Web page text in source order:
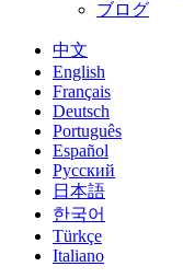
ブログ
中文
English
Français
Deutsch
Português
Español
Русский
日本語
한국어
Türkçe
Italiano